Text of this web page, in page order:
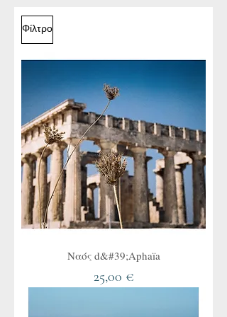
Φίλτρο
Ναός d&#39;Aphaïa
Τιμή
25,00 €